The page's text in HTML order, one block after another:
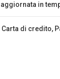
in
di credito,